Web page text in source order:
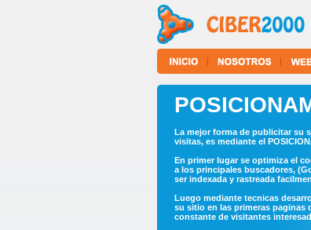
La mejor forma de publicitar su
visitas, es mediante el
En primer lugar se optimiza el
a los principales buscadores,
ser indexada y rastreada
Luego mediante tecnicas
su sitio en las primeras paginas
constante de visitantes